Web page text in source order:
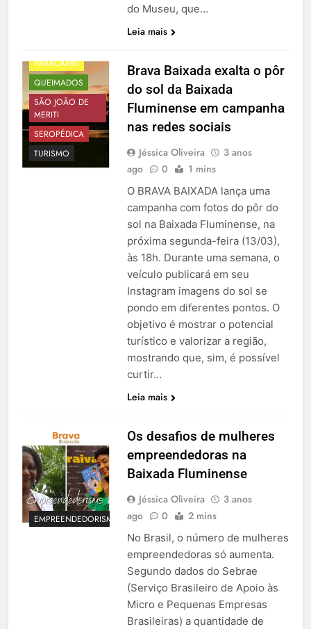
do Museu, que…
Leia mais
PARACAMBI
QUEIMADOS
SÃO JOÃO DE
MERITI
SEROPÉDICA
TURISMO
Brava Baixada exalta o pôr
do sol da Baixada
Fluminense em campanha
nas redes sociais
Jéssica Oliveira
3 anos
ago
0 1 mins
O BRAVA BAIXADA lança uma
campanha com fotos do pôr do
sol na Baixada Fluminense, na
próxima segunda-feira (13/03),
às 18h. Durante uma semana, o
veículo publicará em seu
Instagram imagens do sol se
pondo em diferentes pontos. O
objetivo é mostrar o potencial
turístico e valorizar a região,
mostrando que, sim, é possível
curtir…
Leia mais
EMPREENDEDORISMO
Os desafios de mulheres
empreendedoras na
Baixada Fluminense
Jéssica Oliveira
3 anos
ago
0 2 mins
No Brasil, o número de mulheres
empreendedoras só aumenta.
Segundo dados do Sebrae
(Serviço Brasileiro de Apoio às
Micro e Pequenas Empresas
Brasileiras) a quantidade de